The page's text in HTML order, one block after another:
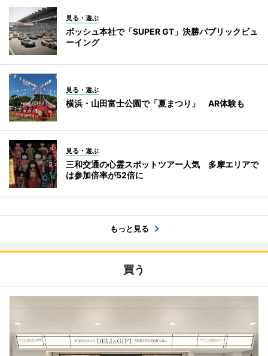
見る・遊ぶ
ボッシュ本社で「SUPER GT」決勝パブリックビュ
ーイング
見る・遊ぶ
横浜・山田富士公園で「夏まつり」 AR体験も
見る・遊ぶ
三和交通の心霊スポットツアー人気 多摩エリアで
は参加倍率が52倍に
もっと見る
買う